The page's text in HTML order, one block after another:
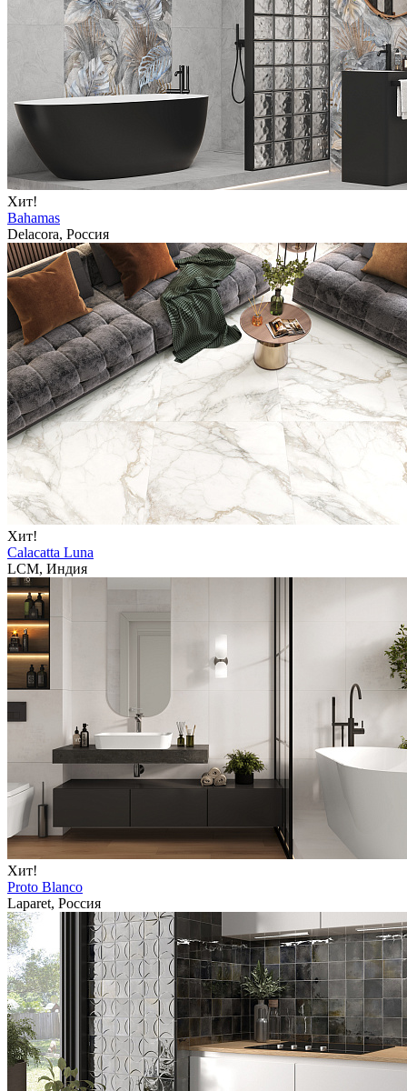
Хит!
Bahamas
Delacora, Россия
Хит!
Calacatta Luna
LCM, Индия
Хит!
Proto Blanco
Laparet, Россия